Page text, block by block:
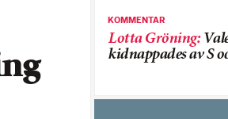
KOMMENTAR
Lotta Gröning:
kidnappades av S